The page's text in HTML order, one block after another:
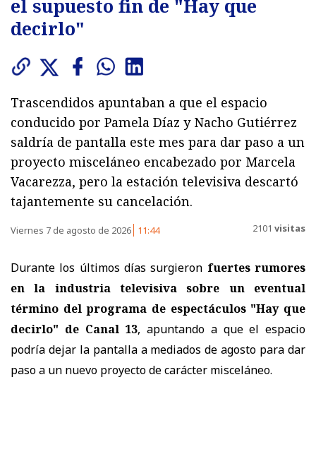
el supuesto fin de "Hay que
decirlo"
Trascendidos apuntaban a que el espacio
conducido por Pamela Díaz y Nacho Gutiérrez
saldría de pantalla este mes para dar paso a un
proyecto misceláneo encabezado por Marcela
Vacarezza, pero la estación televisiva descartó
tajantemente su cancelación.
Viernes 7 de agosto de 2026 11:44 2101 visitas
Durante los últimos días surgieron fuertes rumores
en la industria televisiva sobre un eventual
término del programa de espectáculos "Hay que
decirlo" de Canal 13, apuntando a que el espacio
podría dejar la pantalla a mediados de agosto para dar
paso a un nuevo proyecto de carácter misceláneo.